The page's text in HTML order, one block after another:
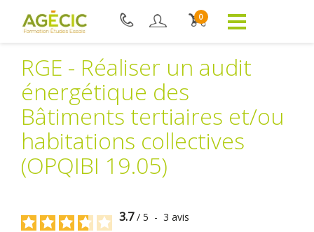
0
RGE - Réaliser un audit
énergétique des
Bâtiments tertiaires et/ou
habitations collectives
(OPQIBI 19.05)
3.7 / 5 - 3 avis